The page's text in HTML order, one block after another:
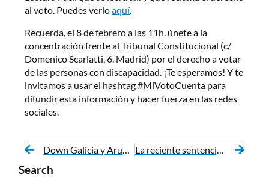
al voto. Puedes verloaquí.
Recuerda, el 8 de febrero a las 11h. únete a la
concentración frente al Tribunal Constitucional (c/
Domenico Scarlatti, 6. Madrid) por el derecho a votar
de las personas con discapacidad. ¡Te esperamos! Y te
invitamos a usar el hashtag #MiVotoCuenta para
difundir esta información y hacer fuerza en las redes
sociales.
Down Galicia y Arume acuerdan promover la formación y la inclusión laboral de personas con síndrome de Down La reciente sentencia del Constitucional sobre el IRPF podría dejar a siete millones de personas en un “limbo administrativo”
Search